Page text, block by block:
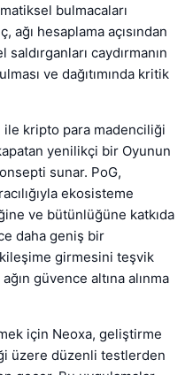
bulmacaları
hesaplama açısından
caydırmanın
ve dağıtımında kritik
ile kripto para madenciliği
yenilikçi bir Oyunun
sunar. PoG,
ekosisteme
ve bütünlüğüne katkıda
daha geniş bir
girmesini teşvik
güvence altına alınma
için Neoxa, geliştirme
üzere düzenli testlerden